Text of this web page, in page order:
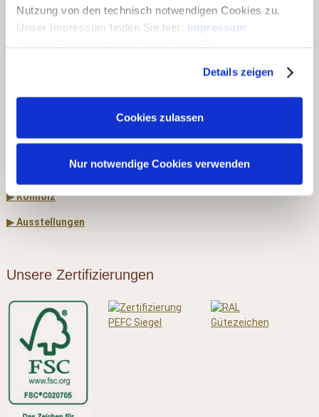
Nutzung von den technisch notwendigen Cookies zu.
Unser Impressum finden Sie hier: Impressum
Details zeigen
Cookies zulassen
Nur notwendige Cookies verwenden
▶ Holz & Bau
▶ Dach & Wand
▶ Rohholz
▶ Ausstellungen
Unsere Zertifizierungen